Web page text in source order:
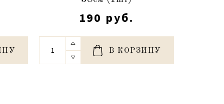
190 руб.
В КОРЗИНУ